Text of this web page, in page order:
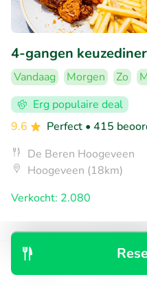
4-gangen
Vandaag Morgen Zo
Erg populaire deal
9.6
Perfect • 415
De Beren Hoogeveen
Hoogeveen (18km)
Verkocht: 2.080